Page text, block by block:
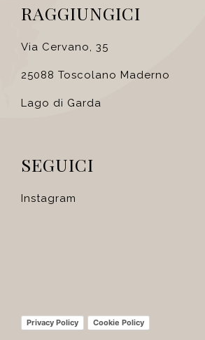
RAGGIUNGICI
Via Cervano, 35
25088 Toscolano Maderno
Lago di Garda
SEGUICI
Instagram
Privacy Policy Cookie Policy